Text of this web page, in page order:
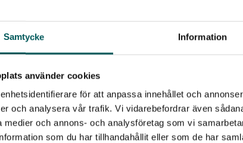
Samtycke Information
använder cookies
för att anpassa innehållet och
och analysera vår trafik. Vi vidarebefordrar även
medier och annons- och analysföretag som vi
som du har tillhandahållit eller som de har
genomförs av tidningen Recycling i samarbete
inom branschen: Stena Recycling, Scanvaegt, CMS
vill vi ge välförtjänt uppmärksamhet till en
Årets Förebyggare tilldelas en person eller
kan visa att det är möjligt att förebygga uppkomsten av
hur uppkomst av avfall kan förhindras, det ska vara
för andra att arbeta avfallsförebyggande.